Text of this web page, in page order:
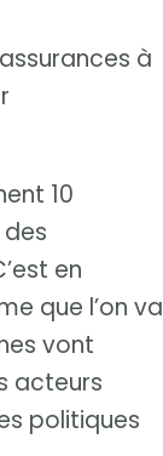
à
10
en
que l’on va
vont
acteurs
politiques